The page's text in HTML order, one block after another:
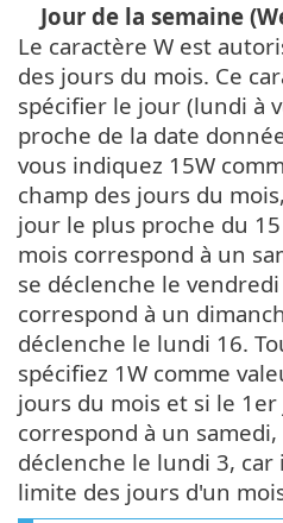
Jour de la semaine
Le caractère W est
des jours du mois. Ce
spécifier le jour (lundi à
proche de la date
vous indiquez 15W
champ des jours du
jour le plus proche du
mois correspond à un
se déclenche le vendredi
correspond à un
déclenche le lundi 16.
spécifiez 1W comme
jours du mois et si le
correspond à un
déclenche le lundi 3, car
limite des jours d'un